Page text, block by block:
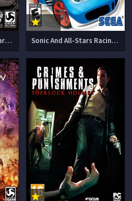
Killer is Dead - Nightmare Edition Sonic And All-Stars Racing Transformed